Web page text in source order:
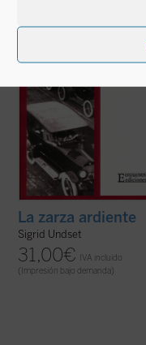
La zarza ardiente
Sigrid Undset
31,00€
IVA incluido
(Impresión bajo demanda)